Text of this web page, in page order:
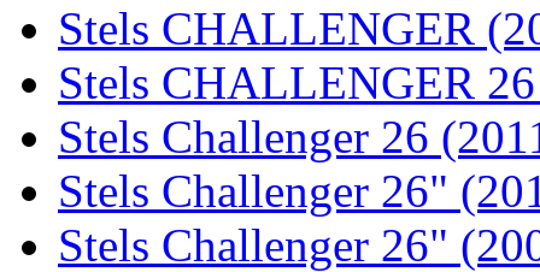
Stels CHALLENGER
Stels CHALLENGER
Stels Challenger 26
Stels Challenger 26"
Stels Challenger 26"